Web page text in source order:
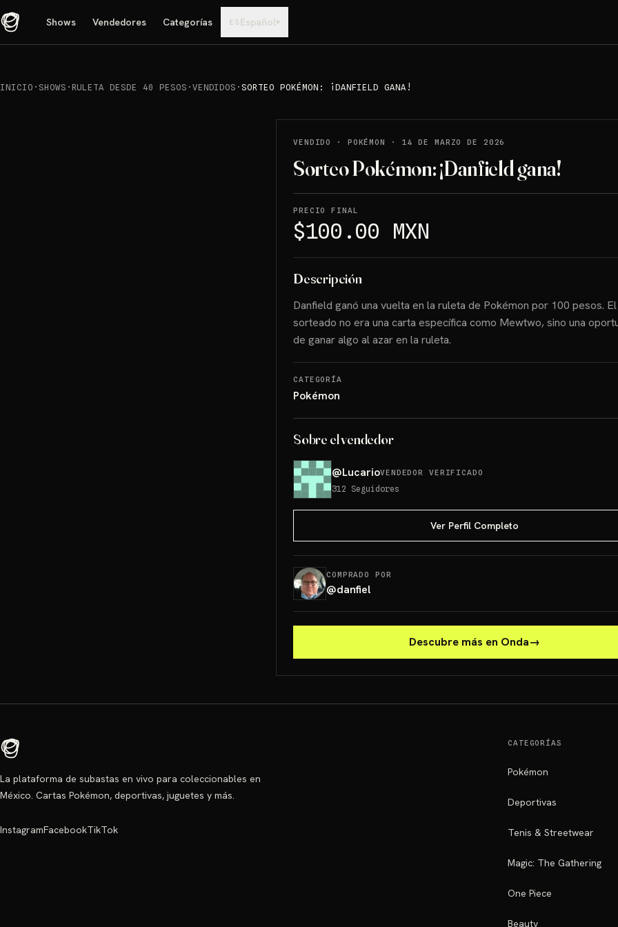
Shows Vendedores Categorías ES Español▾
INICIO · SHOWS · RULETA DESDE 40 PESOS · VENDIDOS ·SORTEO POKÉMON: ¡DANFIELD GANA!
VENDIDO · POKÉMON · 14 DE MARZO DE 2026
Sorteo Pokémon: ¡Danfield gana!
PRECIO FINAL
$100.00 MXN
Descripción
Danfield ganó una vuelta en la ruleta de Pokémon por 100 pesos.
sorteado no era una carta específica como Mewtwo, sino una
de ganar algo al azar en la ruleta.
CATEGORÍA
Pokémon
Sobre el vendedor
@LucarioVENDEDOR VERIFICADO
312 Seguidores
Ver Perfil Completo
COMPRADO POR
@danfiel
Descubre más en Onda→
La plataforma de subastas en vivo para coleccionables en
México. Cartas Pokémon, deportivas, juguetes y más.
InstagramFacebookTikTok
CATEGORÍAS
Pokémon
Deportivas
Tenis & Streetwear
Magic: The Gathering
One Piece
Beauty